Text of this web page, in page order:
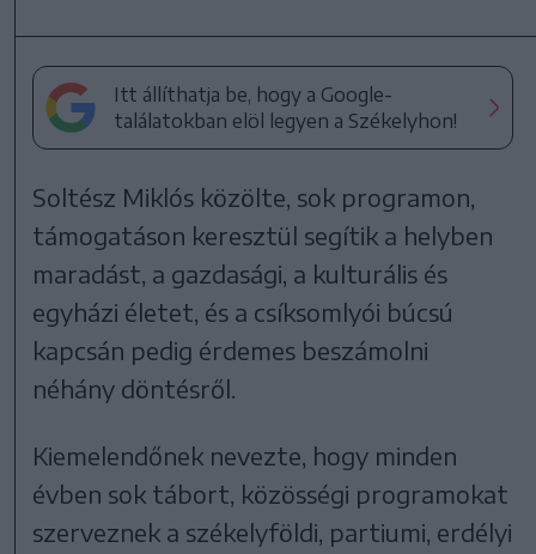
Itt állíthatja be, hogy a Google-
találatokban elöl legyen a Székelyhon!
Soltész Miklós közölte, sok programon,
támogatáson keresztül segítik a helyben
maradást, a gazdasági, a kulturális és
egyházi életet, és a csíksomlyói búcsú
kapcsán pedig érdemes beszámolni
néhány döntésről.
Kiemelendőnek nevezte, hogy minden
évben sok tábort, közösségi programokat
szerveznek a székelyföldi, partiumi, erdélyi